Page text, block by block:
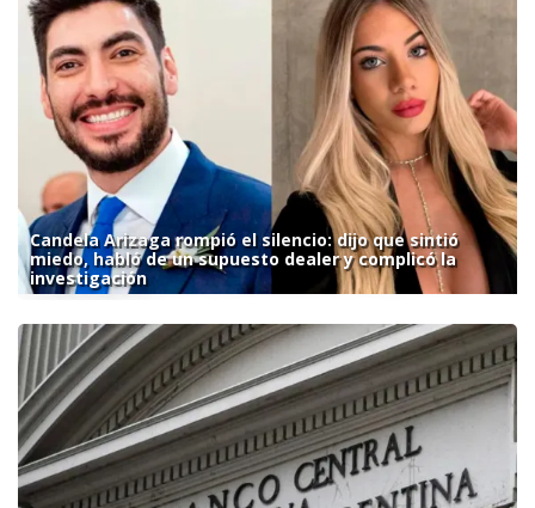
Candela Arizaga rompió el silencio: dijo que sintió
miedo, habló de un supuesto dealer y complicó la
investigación